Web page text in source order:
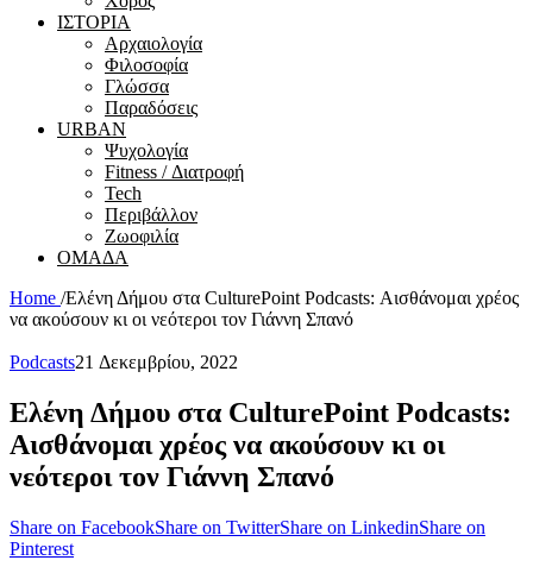
ΙΣΤΟΡΙΑ
Αρχαιολογία
Φιλοσοφία
Γλώσσα
Παραδόσεις
URBAN
Ψυχολογία
Fitness / Διατροφή
Tech
Περιβάλλον
Ζωοφιλία
ΟΜΑΔΑ
Home /Ελένη Δήμου στα CulturePoint Podcasts: Αισθάνομαι χρέος
να ακούσουν κι οι νεότεροι τον Γιάννη Σπανό
Podcasts21 Δεκεμβρίου, 2022
Ελένη Δήμου στα CulturePoint Podcasts:
Αισθάνομαι χρέος να ακούσουν κι οι
νεότεροι τον Γιάννη Σπανό
Share on FacebookShare on TwitterShare on LinkedinShare on
Pinterest